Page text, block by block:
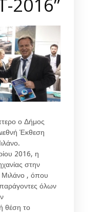
ο Δήμος
Έκθεση
2016, η
στην
Μιλάνο , όπου
παράγοντες όλων
θέση το